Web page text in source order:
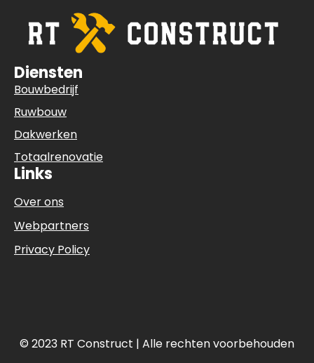
Diensten
Bouwbedrijf
Ruwbouw
Dakwerken
Totaalrenovatie
Links
Over ons
Webpartners
Privacy Policy
© 2023 RT Construct | Alle rechten voorbehouden